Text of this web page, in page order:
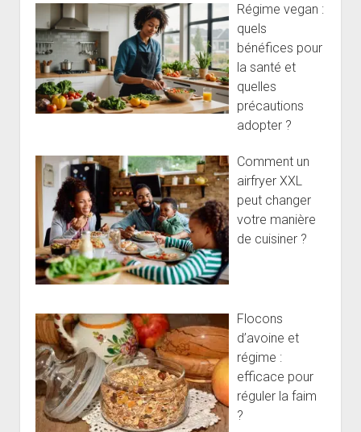
Régime vegan :
quels
bénéfices pour
la santé et
quelles
précautions
adopter ?
Comment un
airfryer XXL
peut changer
votre manière
de cuisiner ?
Flocons
d’avoine et
régime :
efficace pour
réguler la faim
?